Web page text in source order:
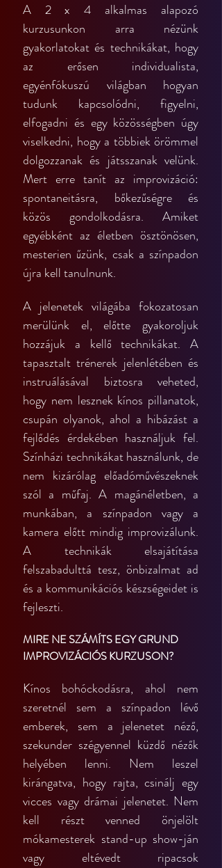
A 2 x 4 alkalmas alapozó
kurzusunkon arra nézünk
gyakorlatokat és technikákat, hogy
az erősen individualista,
egyénfókuszú világban hogyan
tudunk kapcsolódni, figyelni,
elfogadni és egy közösségben úgy
viselkedni, hogy a többiek örömmel
dolgozzanak és játsszanak velünk.
Mert erre tanít az improvizáció:
spontaneitásra, bőkezűségre és
közös gondolkodásra. Amiket
egyébként az életben ösztönösen,
mesterien űzünk, csak a színpadon
újra kell tanulnunk.
A jelenetek világába fokozatosan
merülünk el, előtte gyakoroljuk
hozzájuk a kellő technikákat. A
tapasztalt trénerek jelenlétében és
instruálásával biztosra veheted,
hogy nem lesznek kínos pillanatok,
csupán olyanok, ahol a hibázást a
fejlődés érdekében használjuk fel.
Színházi technikákat használunk, de
nem kizárólag előadóművészeknek
szól a műfaj. A magánéletben, a
munkában, a színpadon vagy a
kamera előtt mindig improvizálunk.
A technikák elsajátítása
felszabadulttá tesz, önbizalmat ad
és a kommunikációs készségeidet is
fejleszti.
MIRE NE SZÁMÍTS EGY GRUND
IMPROVIZÁCIÓS KURZUSON?
Kínos bohóckodásra, ahol nem
szeretnél sem a színpadon lévő
emberek, sem a jelenetet néző,
szekunder szégyennel küzdő nézők
helyében lenni. Nem leszel
kirángatva, hogy rajta, csinálj egy
vicces vagy drámai jelenetet. Nem
kell részt venned önjelölt
mókamesterek stand-up show-ján
vagy eltévedt ripacsok